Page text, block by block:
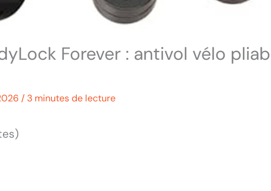
Forever : antivol vélo
/ 3 minutes de lecture